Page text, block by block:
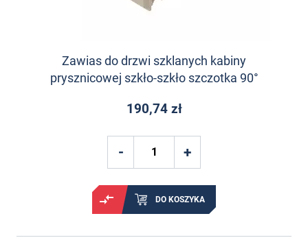
Zawias do drzwi szklanych kabiny
prysznicowej szkło-szkło szczotka 90°
190,74 zł
DO KOSZYKA